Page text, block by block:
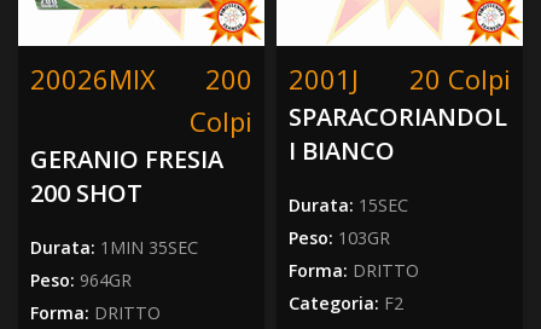
20026MIX
200
Colpi
GERANIO FRESIA
200 SHOT
Durata: 1MIN 35SEC
Peso: 964GR
Forma: DRITTO
2001J 20 Colpi
SPARACORIANDOL
I BIANCO
Durata: 15SEC
Peso: 103GR
Forma: DRITTO
Categoria: F2